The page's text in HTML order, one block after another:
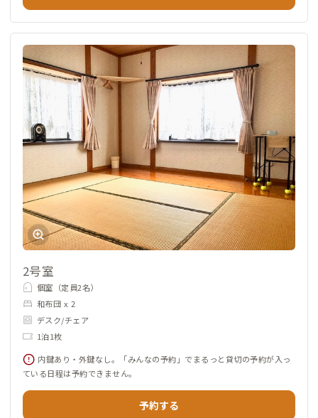
2号室
個室（定員2名）
和布団 x 2
デスク/チェア
1泊1枚
内鍵あり・外鍵なし。「みんなの予約」でまるっと貸切の予約が入っ
ている日程は予約できません。
予約する